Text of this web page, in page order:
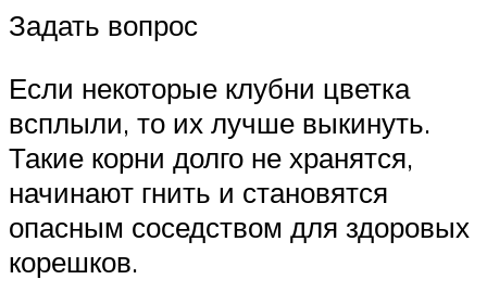
Задать вопрос
Если некоторые клубни цветка
всплыли, то их лучше выкинуть.
Такие корни долго не хранятся,
начинают гнить и становятся
опасным соседством для здоровых
корешков.